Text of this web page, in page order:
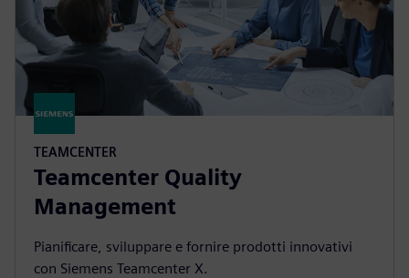
TEAMCENTER
Teamcenter Quality
Management
Pianificare, sviluppare e fornire prodotti innovativi
con Siemens Teamcenter X.